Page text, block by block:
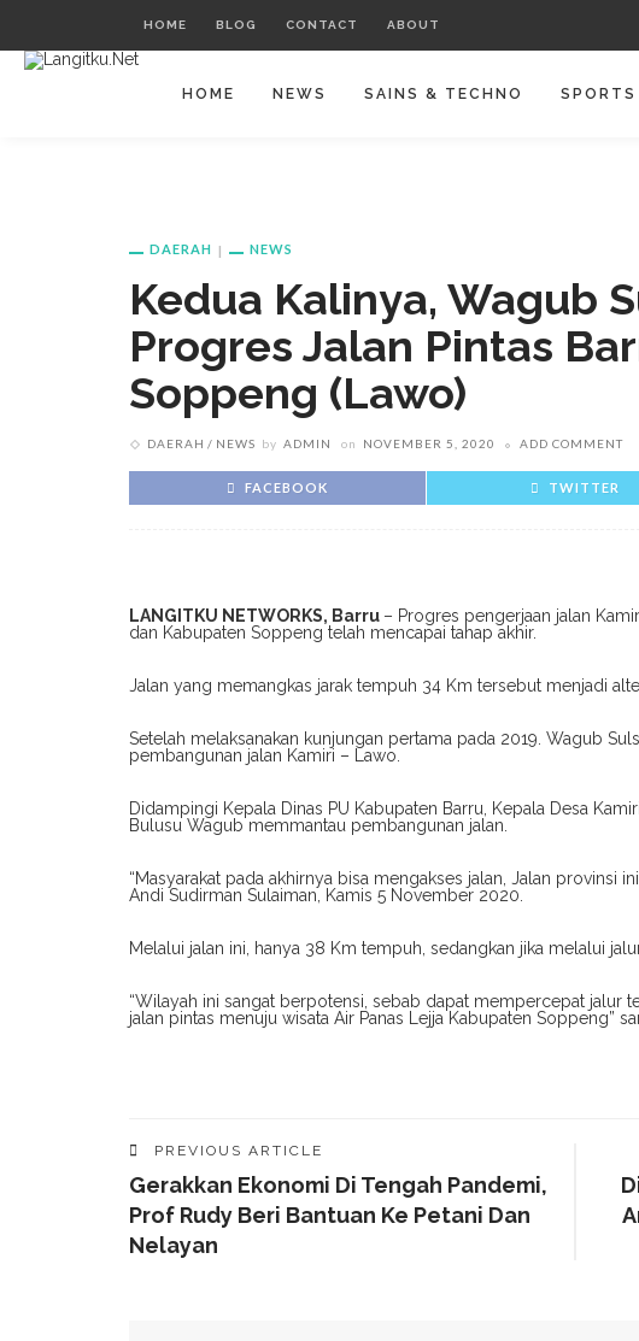
HOME BLOG CONTACT ABOUT
HOME NEWS SAINS & TECHNO SPORTS
DAERAH NEWS
Kedua Kalinya, Wagub
Progres Jalan Pintas
Soppeng (Lawo)
DAERAH NEWS by ADMIN on NOVEMBER 5, 2020 ADD COMMENT
FACEBOOK TWITTER
LANGITKU NETWORKS, Barru – Progres pengerjaan jalan
dan Kabupaten Soppeng telah mencapai tahap akhir.
Jalan yang memangkas jarak tempuh 34 Km tersebut menjadi
Setelah melaksanakan kunjungan pertama pada 2019. Wagub
pembangunan jalan Kamiri – Lawo.
Didampingi Kepala Dinas PU Kabupaten Barru, Kepala Desa
Bulusu Wagub memmantau pembangunan jalan.
“Masyarakat pada akhirnya bisa mengakses jalan, Jalan provinsi
Andi Sudirman Sulaiman, Kamis 5 November 2020.
Melalui jalan ini, hanya 38 Km tempuh, sedangkan jika melalui
“Wilayah ini sangat berpotensi, sebab dapat mempercepat jalur
jalan pintas menuju wisata Air Panas Lejja Kabupaten Soppeng”
PREVIOUS ARTICLE
Gerakkan Ekonomi Di Tengah Pandemi,
Prof Rudy Beri Bantuan Ke Petani Dan
Nelayan